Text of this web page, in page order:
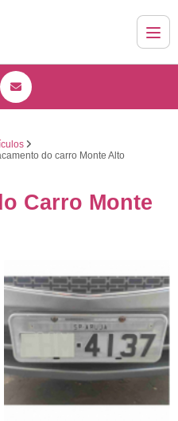
do carro Monte Alto
Carro Monte